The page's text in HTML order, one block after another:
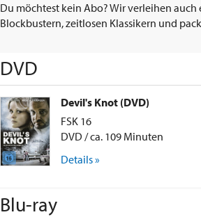
Du möchtest kein Abo? Wir verleihen
Blockbustern, zeitlosen Klassikern und
DVD
Devil's Knot (DVD)
FSK 16
DVD / ca. 109 Minuten
Details »
Blu-ray